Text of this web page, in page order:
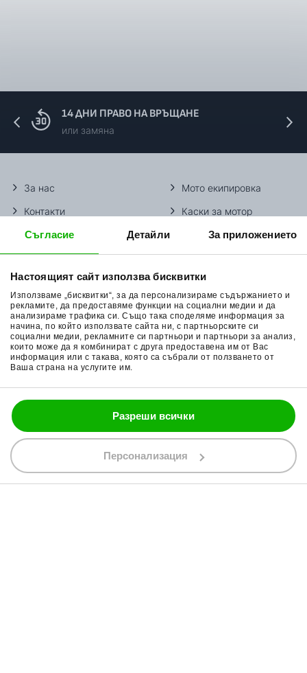
Съгласие Детайли За приложението
Настоящият сайт използва бисквитки
Използваме „бисквитки“, за да персонализираме съдържанието и
рекламите, да предоставяме функции на социални медии и да
анализираме трафика си. Също така споделяме информация за
начина, по който използвате сайта ни, с партньорските си
социални медии, рекламните си партньори и партньори за анализ,
които може да я комбинират с друга предоставена им от Вас
информация или с такава, която са събрали от ползването от
Ваша страна на услугите им.
Разреши всички
Персонализация
14 ДНИ ПРАВО НА ВРЪЩАНЕ
или замяна
За нас
Контакти
Методи доставка
Начини плащане
Връщане на стока
Общи условия
Поверителност
Политика за бисквитки
Мото екипировка
Каски за мотор
Ботуши за мотор
Гуми за мотор
Очила за мотор
Раници за мотор
Ръкавици за мотор
Части за мотор
088 200 7002
shop@bobimx.com